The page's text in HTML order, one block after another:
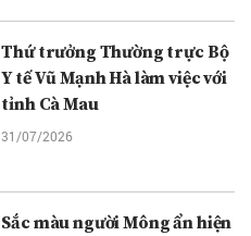
Thứ trưởng Thường trực Bộ
Y tế Vũ Mạnh Hà làm việc với
tỉnh Cà Mau
31/07/2026
Sắc màu người Mông ẩn hiện